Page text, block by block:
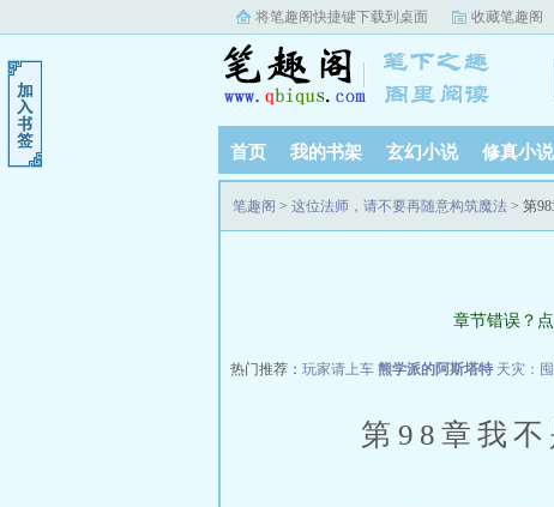
将笔趣阁快捷键下载到桌面 收藏笔趣阁
首页 我的书架 玄幻小说 修真小说
笔趣阁 > 这位法师，请不要再随意构筑魔法 > 第
章节错误？
热门推荐： 玩家请上车 熊学派的阿斯塔特 天灾：
第98章我不